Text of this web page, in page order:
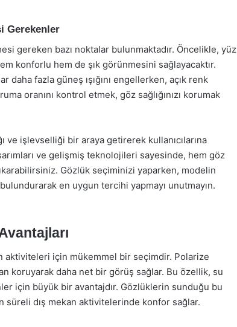
Gerekenler
gereken bazı noktalar bulunmaktadır. Öncelikle, yüz
konforlu hem de şık görünmesini sağlayacaktır.
fazla güneş ışığını engellerken, açık renk
oranını kontrol etmek, göz sağlığınızı korumak
ve işlevselliği bir araya getirerek kullanıcılarına
ve gelişmiş teknolojileri sayesinde, hem göz
Gözlük seçiminizi yaparken, modelin
en uygun tercihi yapmayı unutmayın.
aktiviteleri için mükemmel bir seçimdir. Polarize
koruyarak daha net bir görüş sağlar. Bu özellik, su
için büyük bir avantajdır. Gözlüklerin sunduğu bu
süreli dış mekan aktivitelerinde konfor sağlar.